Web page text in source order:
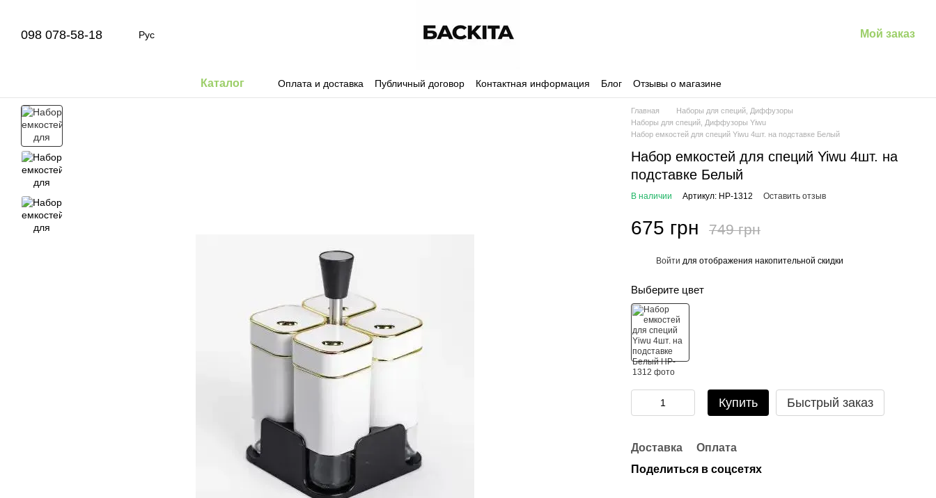
098 078-58-18 Рус Мой заказ
Каталог Оплата и доставка Публичный договор Контактная информация Блог Отзывы о магазине
Главная
Наборы для специй, Диффузоры
Наборы для специй, Диффузоры Yiwu
Набор емкостей для специй Yiwu 4шт. на подставке Белый
Набор емкостей для специй Yiwu 4шт. на
подставке Белый
В наличии Артикул: HP-1312 Оставить отзыв
675 грн 749 грн
Войти для отображения накопительной скидки
Выберите цвет
Купить Быстрый заказ
Доставка
Оплата
Поделиться в соцсетях